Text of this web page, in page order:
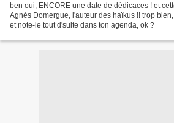
ben oui, ENCORE une date de dédicaces ! et
Agnès Domergue, l'auteur des haïkus !! trop
et note-le tout d'suite dans ton agenda, ok ?